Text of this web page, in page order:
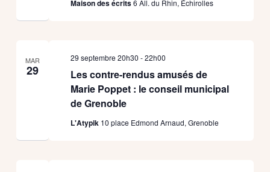
Maison des écrits6 All. du Rhin, Échirolles
MAR
29
Les contre-rendus amusés de
Marie Poppet : le conseil municipal
de Grenoble
29 septembre 20h30 -22h00
L'Atypik 10 place Edmond Arnaud, Grenoble